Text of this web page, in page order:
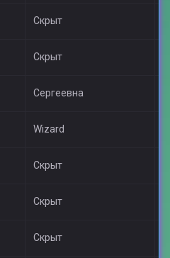
Скрыт
Скрыт
Сергеевна
Wizard
Скрыт
Скрыт
Скрыт